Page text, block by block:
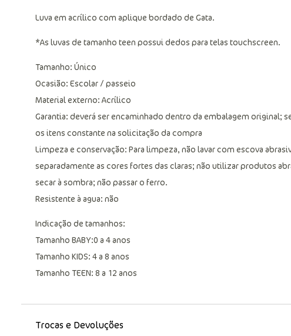
Luva em acrílico com aplique bordado de Gata.
*As luvas de tamanho teen possui dedos para telas touchscreen.
Tamanho: Único
Ocasião: Escolar / passeio
Material externo: Acrílico
Garantia: deverá ser encaminhado dentro da embalagem
os itens constante na solicitação da compra
Limpeza e conservação: Para limpeza, não lavar com escova
separadamente as cores fortes das claras; não utilizar produtos
secar à sombra; não passar o ferro.
Resistente à agua: não
Indicação de tamanhos:
Tamanho BABY:0 a 4 anos
Tamanho KIDS: 4 a 8 anos
Tamanho TEEN: 8 a 12 anos
Trocas e Devoluções